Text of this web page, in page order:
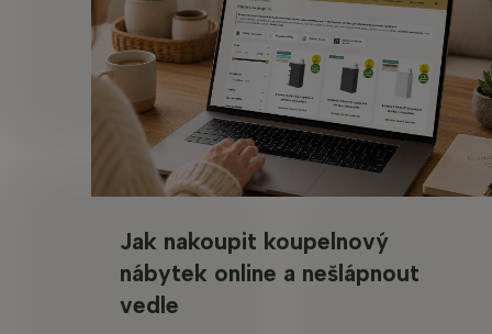
Jak nakoupit koupelnový
nábytek online a nešlápnout
vedle